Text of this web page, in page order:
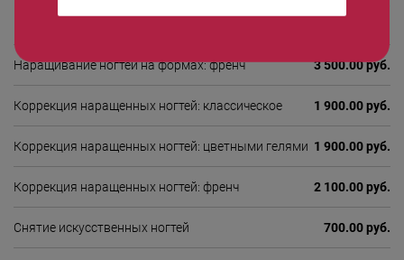
Наращивание ногтей на формах: френч 3 500.00 руб.
Коррекция наращенных ногтей: классическое 1 900.00 руб.
Коррекция наращенных ногтей: цветными гелями 1 900.00 руб.
Коррекция наращенных ногтей: френч 2 100.00 руб.
Снятие искусственных ногтей 700.00 руб.